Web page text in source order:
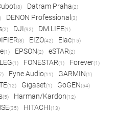
(8) Datram Praha(2)
DENON Professional (3)
(2) DJI(92) DM.LIFE(1)
(8) EIZO(42) Elac(15)
(1) EPSON(2) eSTAR(2)
(1) FONESTAR(1) Forever(1)
Fyne Audio(11) GARMIN(1)
(12) Gigaset(1) GoGEN(54)
(5) Harman/Kardon(12)
(35) HITACHI(13)